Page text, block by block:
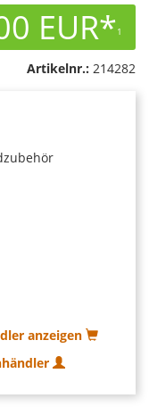
EUR*1
Artikelnr.: 214282
anzeigen